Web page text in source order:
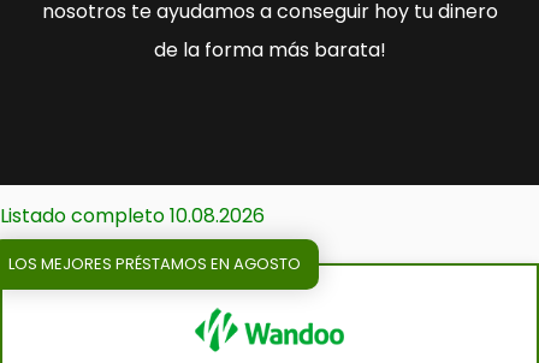
nosotros te ayudamos a conseguir hoy tu dinero
de la forma más barata!
Listado completo 10.08.2026
LOS MEJORES PRÉSTAMOS EN AGOSTO